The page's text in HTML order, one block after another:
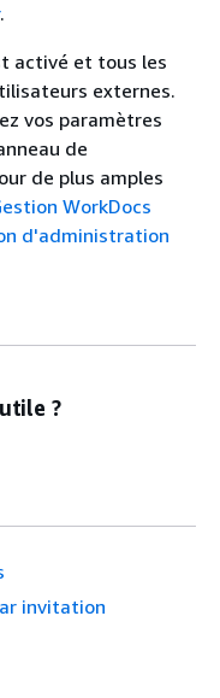
.
activé et tous les
externes.
vos paramètres
de
de plus amples
WorkDocs
d'administration
?
invitation